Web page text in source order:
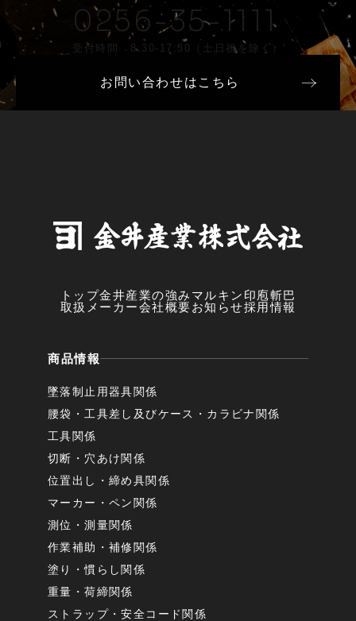
0256-35-1111
受付時間 8:30-17:30（土日祝を除く）
お問い合わせはこちら
トップ金井産業の強み マルキン印 庖斬巴
取扱メーカー会社概要お知らせ採用情報
商品情報
墜落制止用器具関係
腰袋・工具差し及びケース・カラビナ関係
工具関係
切断・穴あけ関係
位置出し・締め具関係
マーカー・ペン関係
測位・測量関係
作業補助・補修関係
塗り・慣らし関係
重量・荷締関係
ストラップ・安全コード関係